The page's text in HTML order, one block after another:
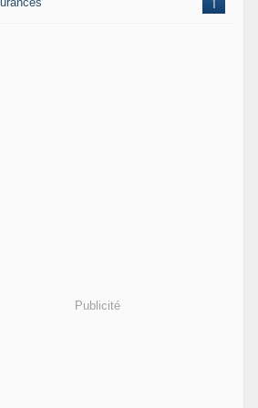
Publicité